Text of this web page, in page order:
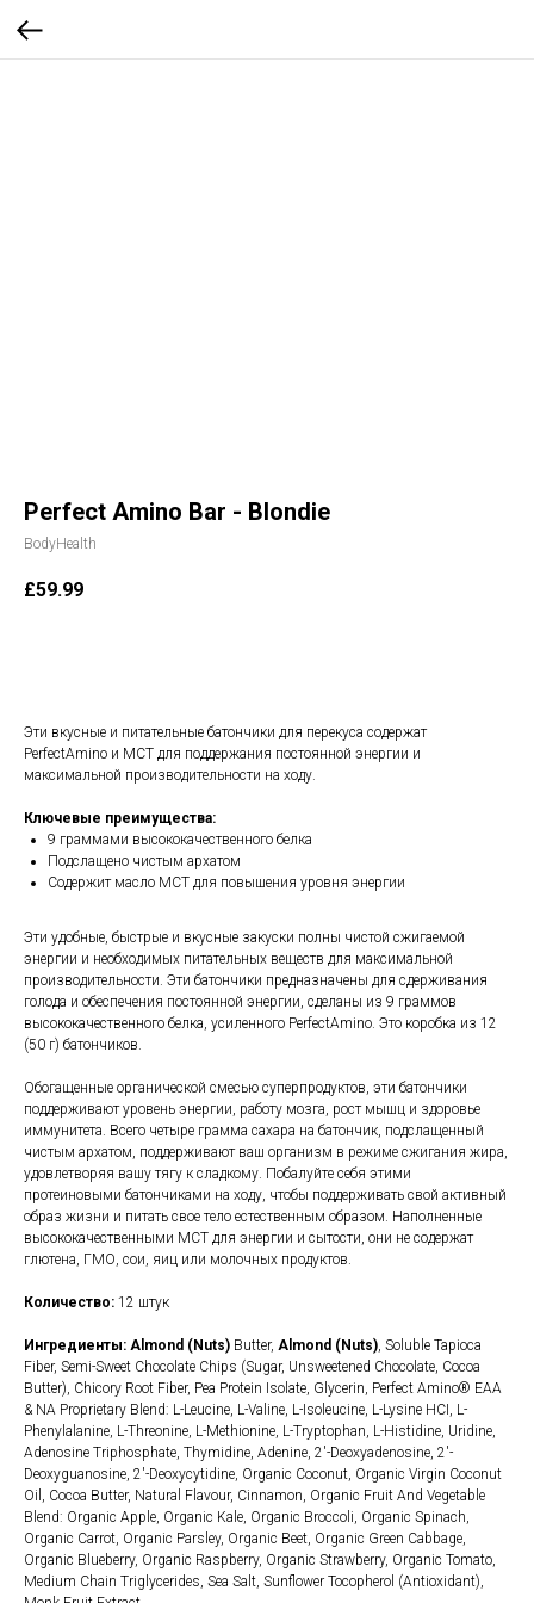
Perfect Amino Bar - Blondie
BodyHealth
£59.99
Эти вкусные и питательные батончики для перекуса содержат
PerfectAmino и МСТ для поддержания постоянной энергии и
максимальной производительности на ходу.
Ключевые преимущества:
9 граммами высококачественного белка
Подслащено чистым архатом
Содержит масло MCT для повышения уровня энергии
Эти удобные, быстрые и вкусные закуски полны чистой сжигаемой
энергии и необходимых питательных веществ для максимальной
производительности. Эти батончики предназначены для сдерживания
голода и обеспечения постоянной энергии, сделаны из 9 граммов
высококачественного белка, усиленного PerfectAmino. Это коробка из 12
(50 г) батончиков.
Обогащенные органической смесью суперпродуктов, эти батончики
поддерживают уровень энергии, работу мозга, рост мышц и здоровье
иммунитета. Всего четыре грамма сахара на батончик, подслащенный
чистым архатом, поддерживают ваш организм в режиме сжигания жира,
удовлетворяя вашу тягу к сладкому. Побалуйте себя этими
протеиновыми батончиками на ходу, чтобы поддерживать свой активный
образ жизни и питать свое тело естественным образом. Наполненные
высококачественными MCT для энергии и сытости, они не содержат
глютена, ГМО, сои, яиц или молочных продуктов.
Количество: 12 штук
Ингредиенты: Almond (Nuts) Butter, Almond (Nuts), Soluble Tapioca
Fiber, Semi-Sweet Chocolate Chips (Sugar, Unsweetened Chocolate, Cocoa
Butter), Chicory Root Fiber, Pea Protein Isolate, Glycerin, Perfect Amino® EAA
& NA Proprietary Blend: L-Leucine, L-Valine, L-Isoleucine, L-Lysine HCI, L-
Phenylalanine, L-Threonine, L-Methionine, L-Tryptophan, L-Histidine, Uridine,
Adenosine Triphosphate, Thymidine, Adenine, 2'-Deoxyadenosine, 2'-
Deoxyguanosine, 2'-Deoxycytidine, Organic Coconut, Organic Virgin Coconut
Oil, Cocoa Butter, Natural Flavour, Cinnamon, Organic Fruit And Vegetable
Blend: Organic Apple, Organic Kale, Organic Broccoli, Organic Spinach,
Organic Carrot, Organic Parsley, Organic Beet, Organic Green Cabbage,
Organic Blueberry, Organic Raspberry, Organic Strawberry, Organic Tomato,
Medium Chain Triglycerides, Sea Salt, Sunflower Tocopherol (Antioxidant),